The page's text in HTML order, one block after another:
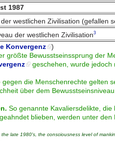
1987
westlichen Zivilisation (gefallen
der westlichen Zivilisation3
Konvergenz
)
größte Bewusstseinssprung der
geschehen, wurde jedoch
die Menschenrechte gelten
über dem Bewusstseinsniveau
So genannte Kavaliersdelikte,
blieben, werden unter den
late 1980's, the consciousness level of